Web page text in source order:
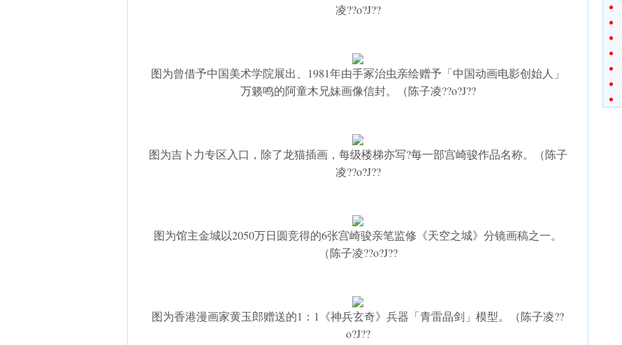
凌??o?J??
图为曾借予中国美术学院展出、1981年由手冢治虫亲绘赠予「中国动画电影创始人」
万籁鸣的阿童木兄妹画像信封。（陈子凌??o?J??
图为吉卜力专区入口，除了龙猫插画，每级楼梯亦写?每一部宫崎骏作品名称。（陈子
凌??o?J??
图为馆主金城以2050万日圆竞得的6张宫崎骏亲笔监修《天空之城》分镜画稿之一。
（陈子凌??o?J??
图为香港漫画家黄玉郎赠送的1：1《神兵玄奇》兵器「青雷晶剑」模型。（陈子凌??
o?J??